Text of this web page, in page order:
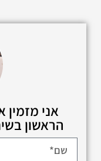
אני
הראשון